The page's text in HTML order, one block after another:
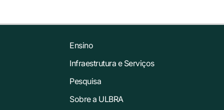
Ensino
Infraestrutura e Serviços
Pesquisa
Sobre a ULBRA